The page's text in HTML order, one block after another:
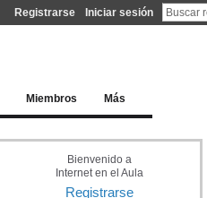
Registrarse Iniciar sesión
Miembros Más
Bienvenido a
Internet en el Aula
Registrarse